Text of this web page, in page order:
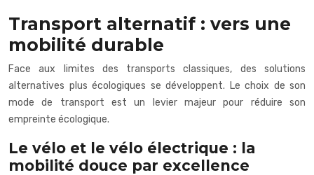
Transport alternatif : vers une
mobilité durable
Face aux limites des transports classiques, des solutions
alternatives plus écologiques se développent. Le choix de son
mode de transport est un levier majeur pour réduire son
empreinte écologique.
Le vélo et le vélo électrique : la
mobilité douce par excellence